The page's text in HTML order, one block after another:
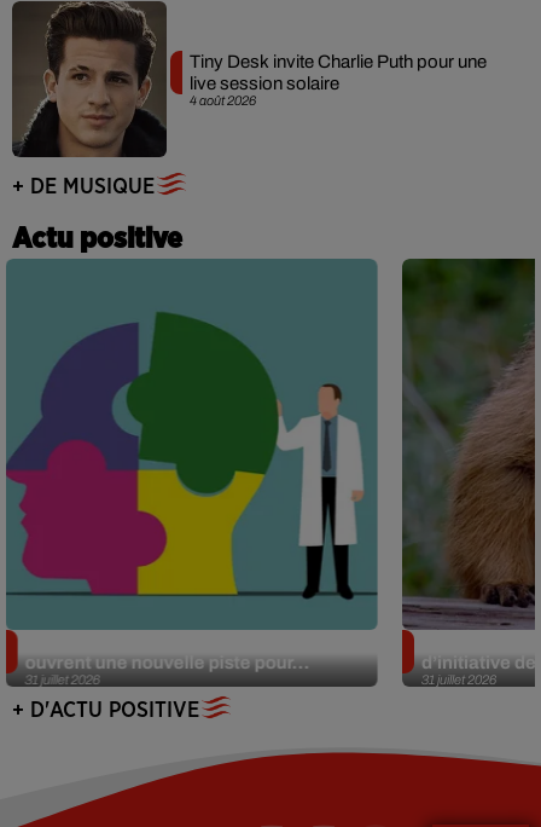
4 août 2026
Tiny Desk invite Charlie Puth pour une
live session solaire
+ DE MUSIQUE
Actu positive
31 juillet 2026
ouvrent une nouvelle piste pour...
31 juillet 2026
d’initiative
+ D'ACTU POSITIVE